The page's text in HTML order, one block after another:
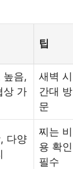
팁
높음,
상 가
새벽 시
간대 방
문
다양
찌는 비
용 확인
필수